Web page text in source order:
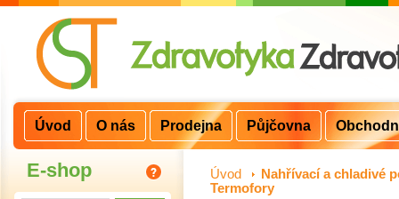
E-shop Úvod > Nahřívací a chladivé
Termofory
Úvod O nás Prodejna Půjčovna